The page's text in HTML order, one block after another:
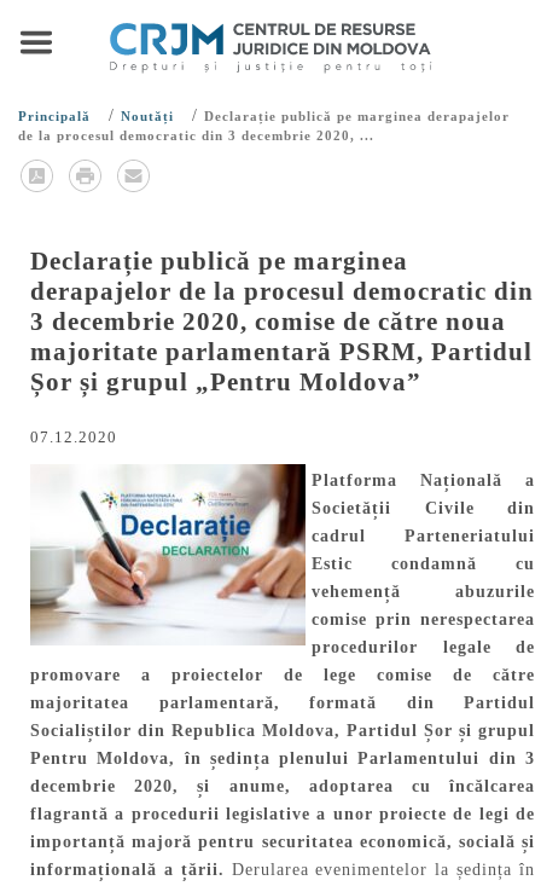
Principală / Noutăți / Declarație publică pe marginea derapajelor
de la procesul democratic din 3 decembrie 2020, ...
Declarație publică pe marginea
derapajelor de la procesul democratic din
3 decembrie 2020, comise de către noua
majoritate parlamentară PSRM, Partidul
Șor și grupul „Pentru Moldova”
07.12.2020
Platforma Națională a
Societății Civile din
cadrul Parteneriatului
Estic condamnă cu
vehemență abuzurile
comise prin nerespectarea
procedurilor legale de
promovare a proiectelor de lege comise de către
majoritatea parlamentară, formată din Partidul
Socialiștilor din Republica Moldova, Partidul Șor și grupul
Pentru Moldova, în ședința plenului Parlamentului din 3
decembrie 2020, și anume, adoptarea cu încălcarea
flagrantă a procedurii legislative a unor proiecte de legi de
importanță majoră pentru securitatea economică, socială și
informațională a țării. Derularea evenimentelor la ședința în